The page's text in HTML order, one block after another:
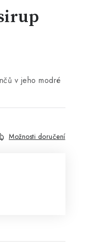
v jeho modré
Možnosti doručení